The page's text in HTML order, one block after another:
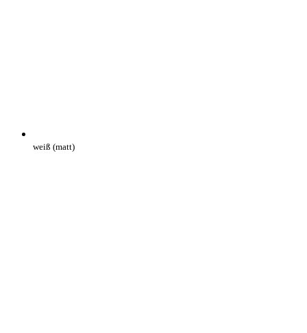
weiß (matt)